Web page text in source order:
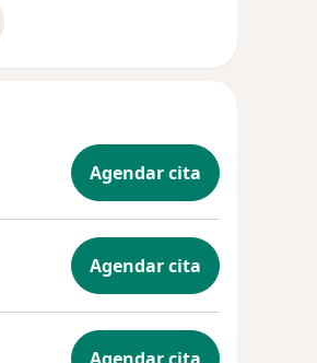
Agendar cita
Agendar cita